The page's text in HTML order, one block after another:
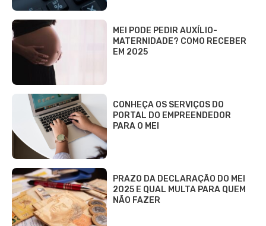
MEI PODE PEDIR AUXÍLIO-
MATERNIDADE? COMO RECEBER
EM 2025
CONHEÇA OS SERVIÇOS DO
PORTAL DO EMPREENDEDOR
PARA O MEI
PRAZO DA DECLARAÇÃO DO MEI
2025 E QUAL MULTA PARA QUEM
NÃO FAZER